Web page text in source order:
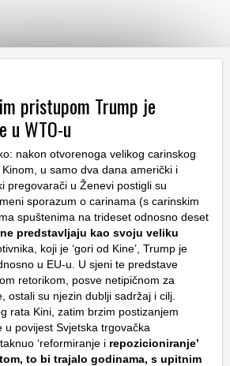
pristupom Trump je
u WTO-u
nakon otvorenoga velikog carinskog
Kinom, u samo dva dana američki i
pregovarači u Ženevi postigli su
sporazum o carinama (s carinskim
spuštenima na trideset odnosno deset
predstavljaju kao svoju veliku
koji je ‘gori od Kine’, Trump je
u EU-u. U sjeni te predstave
retorikom, posve netipičnom za
ostali su njezin dublji sadržaj i cilj.
rata Kini, zatim brzim postizanjem
u povijest Svjetska trgovačka
‘reformiranje i repozicioniranje’
to bi trajalo godinama, s upitnim